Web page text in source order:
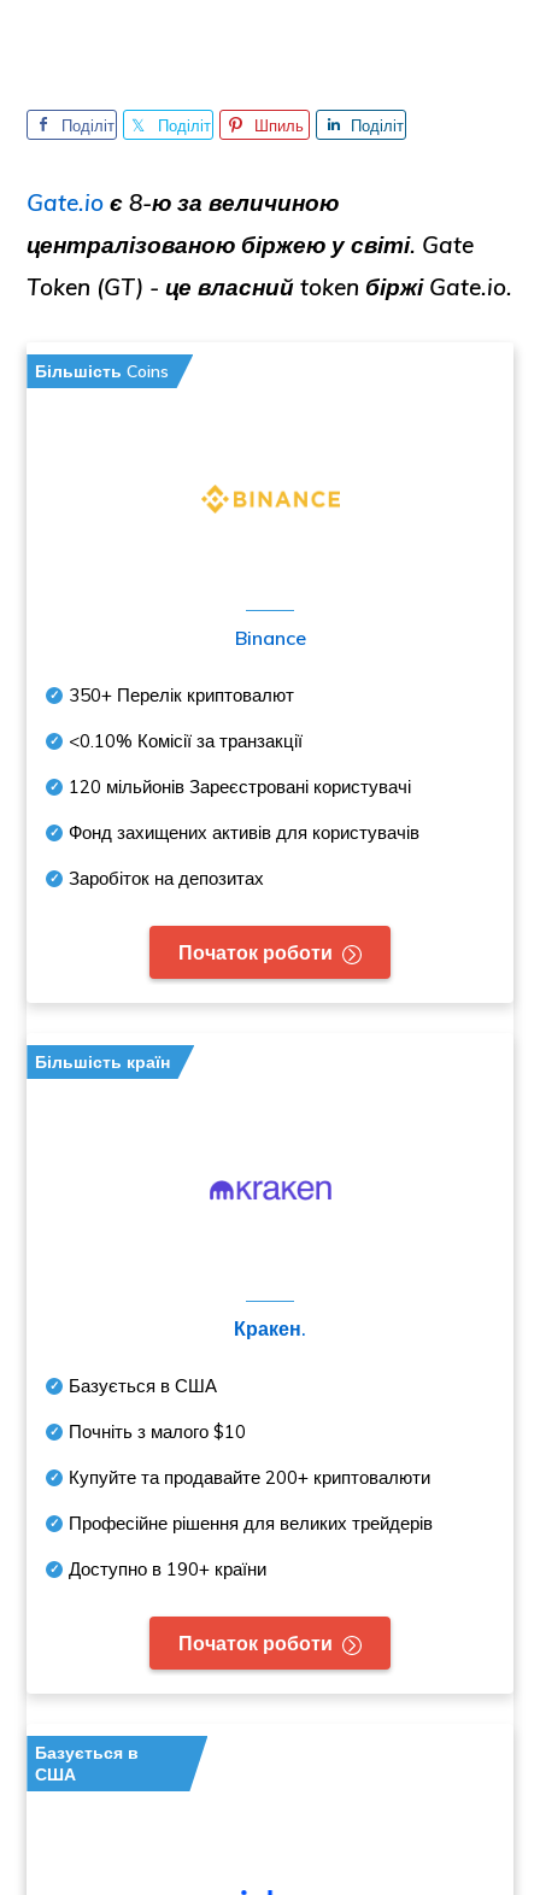
Поділіт
Поділіт
Шпиль
Поділіт
Gate.io є 8-ю за величиною
централізованою біржею у світі. Gate
Token (GT) - це власний token біржі Gate.io.
Більшість Coins
Binance
350+ Перелік криптовалют
<0.10% Комісії за транзакції
120 мільйонів Зареєстровані користувачі
Фонд захищених активів для користувачів
Заробіток на депозитах
Початок роботи
Більшість країн
Кракен.
Базується в США
Почніть з малого$10
Купуйте та продавайте200+ криптовалюти
Професійне рішення для великих трейдерів
Доступно в 190+ країни
Початок роботи
Базується в
США